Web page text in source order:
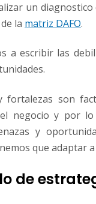
un diagnostico
la matriz DAFO.
a escribir las
fortalezas son
negocio y por
y
que adaptar a
de